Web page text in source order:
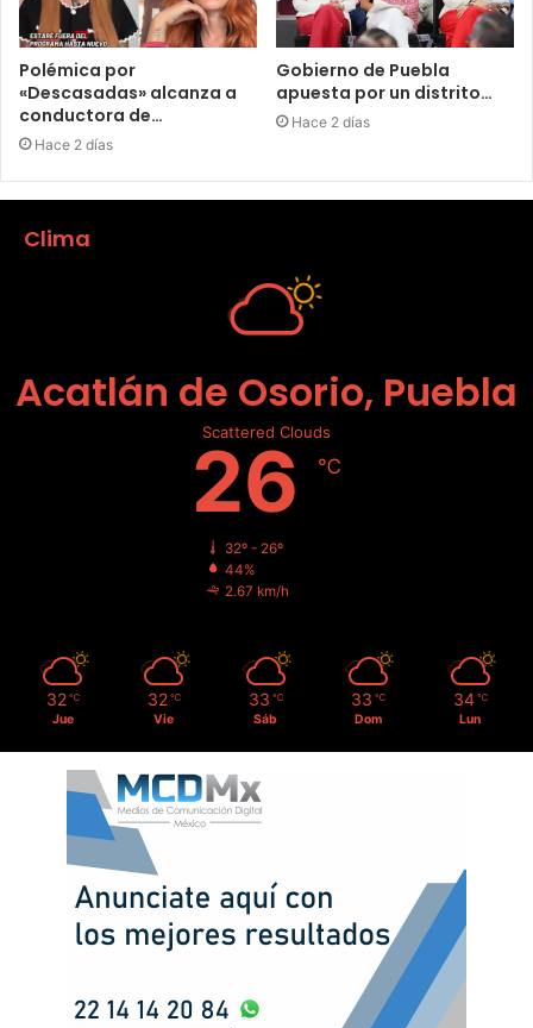
Polémica por
«Descasadas» alcanza a
conductora de…
Hace 2 días
Gobierno de Puebla
apuesta por un distrito…
Hace 2 días
Clima
Acatlán de Osorio, Puebla
Scattered Clouds
26 ℃
32º - 26º
44%
2.67 km/h
32 ℃
Jue
32 ℃
Vie
33 ℃
Sáb
33 ℃
Dom
34 ℃
Lun